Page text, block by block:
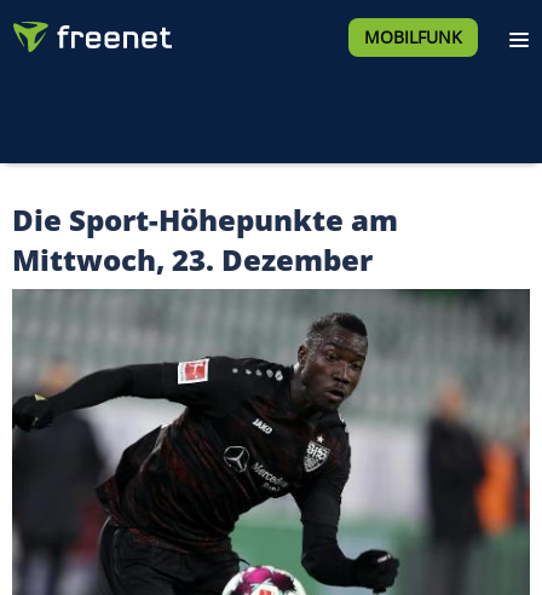
MOBILFUNK
Die Sport-Höhepunkte am
Mittwoch, 23. Dezember